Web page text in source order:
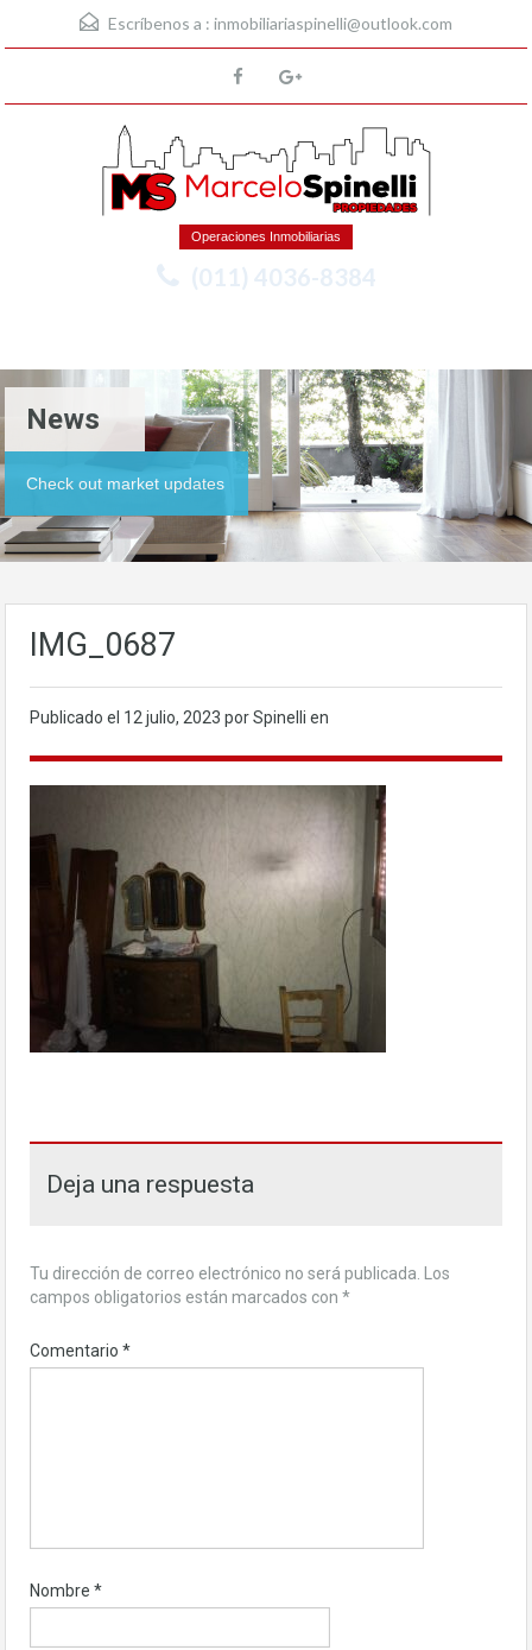
Escríbenos a : inmobiliariaspinelli@outlook.com
Operaciones Inmobiliarias
(011) 4036-8384
News
Check out market updates
IMG_0687
Publicado el 12 julio, 2023 por Spinelli en
Deja una respuesta
Tu dirección de correo electrónico no será publicada.
Los
campos obligatorios están marcados con *
Comentario *
Nombre *